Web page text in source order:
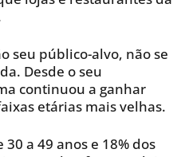
seu público-alvo, não se
Desde o seu
continuou a ganhar
etárias mais velhas.
a 49 anos e 18% dos